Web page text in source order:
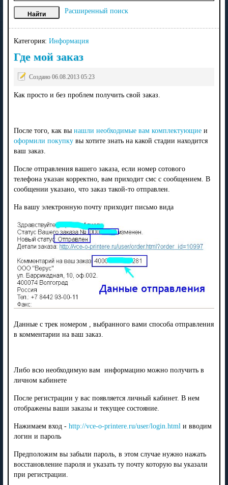
Расширенный поиск
Категория: Информация
Где мой заказ
Создано 06.08.2013 05:23
Как просто и без проблем получить свой заказ.
После того, как вы нашли необходимые вам комплектующиеи
оформили покупкувы хотите знать на какой стадии находится
ваш заказ.
После отправления вашего заказа, если номер сотового
телефона указан корректно, вам приходит смс с сообщением. В
сообщении указано, что заказ такой-то отправлен.
На вашу электронную почту приходит письмо вида
Данные с трек номером , выбранного вами способа отправления
в комментарии на ваш заказ.
Либо всю необходимую вам информацию можно получить в
личном кабинете
После регистрации у вас появляется личный кабинет. В нем
отображены ваши заказы и текущее состояние.
Нажимаем вход - http://vce-o-printere.ru/user/login.htmlи вводим
логин и пароль
Предположим вы забыли пароль, в этом случае нужно нажать
восстановление пароля и указать ту почту которую вы указали
при регистрации.